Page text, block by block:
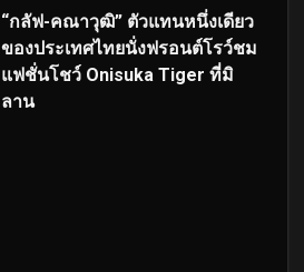
“กลัฟ-คณาวุฒิ” ตัวแทนหนึ่งเดียว
ของประเทศไทยนั่งฟรอนต์โรว์ชม
แฟชั่นโชว์ Onisuka Tiger ที่มิ
ลาน